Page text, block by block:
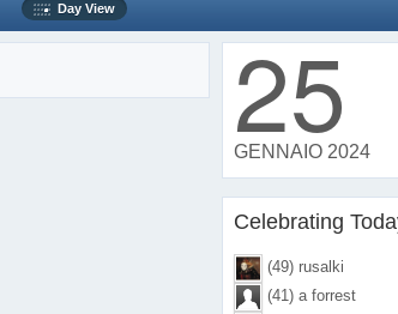
Day View
25
GENNAIO 2024
Celebrating
(49) rusalki
(41) a forrest